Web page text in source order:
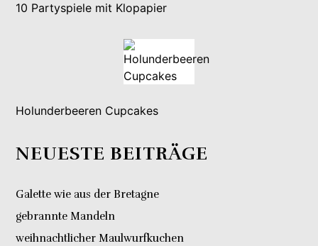
10 Partyspiele mit Klopapier
Holunderbeeren Cupcakes
NEUESTE BEITRÄGE
Galette wie aus der Bretagne
gebrannte Mandeln
weihnachtlicher Maulwurfkuchen